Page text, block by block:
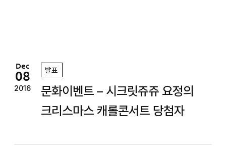
Dec
08
2016
발표
문화이벤트 – 시크릿쥬쥬 요정의
크리스마스 캐롤콘서트 당첨자